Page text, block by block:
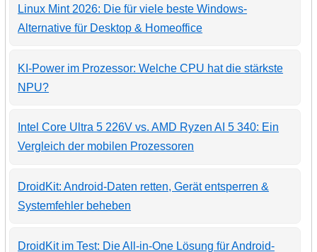
Linux Mint 2026: Die für viele beste Windows-
Alternative für Desktop & Homeoffice
KI-Power im Prozessor: Welche CPU hat die stärkste
NPU?
Intel Core Ultra 5 226V vs. AMD Ryzen AI 5 340: Ein
Vergleich der mobilen Prozessoren
DroidKit: Android-Daten retten, Gerät entsperren &
Systemfehler beheben
DroidKit im Test: Die All-in-One Lösung für Android-